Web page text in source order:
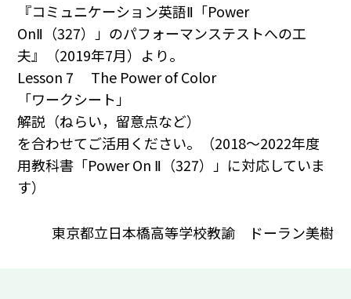
『コミュニケーション英語Ⅱ「Power
OnⅡ（327）」のパフォーマンステストへの工
夫』（2019年7月）より。
Lesson 7 The Power of Color
「ワークシート」
解説（ねらい，留意点など）
を合わせてご活用ください。（2018～2022年度
用教科書「Power On Ⅱ（327）」に対応していま
す）
東京都立日本橋高等学校教諭 ドーラン美樹